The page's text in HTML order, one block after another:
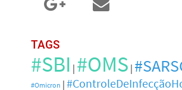
TAGS
#SBI | #OMS |
#Omicron |